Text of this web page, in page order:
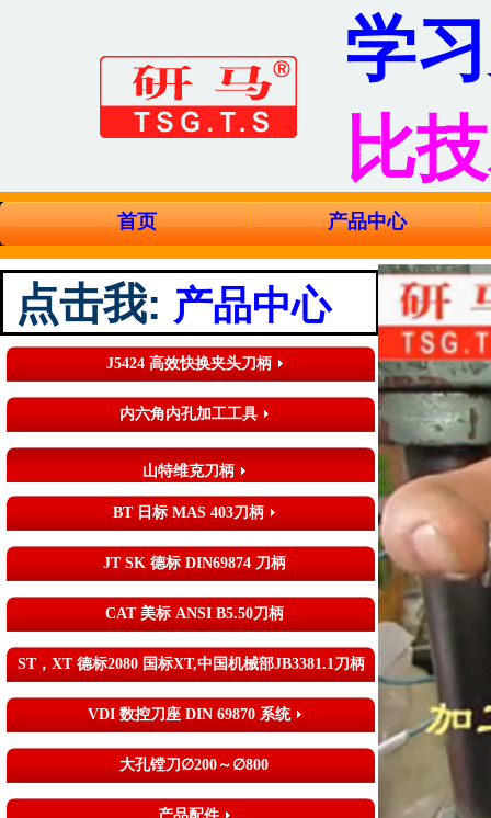
学
比
首页 产品中心
点击我: 产品中心
J5424 高效快换夹头刀柄
内六角内孔加工工具
山特维克刀柄
BT 日标 MAS 403刀柄
JT SK 德标 DIN69874 刀柄
CAT 美标 ANSI B5.50刀柄
ST，XT 德标2080 国标XT,中国机械部JB3381.1刀柄
VDI 数控刀座 DIN 69870 系统
大孔镗刀∅200～∅800